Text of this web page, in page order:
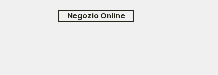
Negozio Online